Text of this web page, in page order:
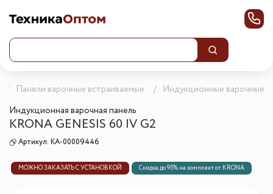
Панели варочные встраиваемые
Индукционные варочные
Индукционная варочная панель
KRONA GENESIS 60 IV G2
Артикул: КА-00009446
МОЖНО ЗАКАЗАТЬ С УСТАНОВКОЙ Скидка до 95% на комплект от KRONA